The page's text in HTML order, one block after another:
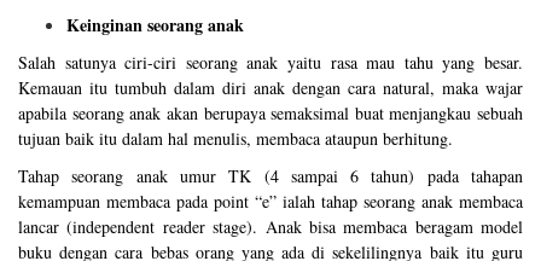
Keinginan seorang anak
Salah satunya ciri-ciri seorang anak yaitu rasa mau tahu yang besar.
Kemauan itu tumbuh dalam diri anak dengan cara natural, maka wajar
apabila seorang anak akan berupaya semaksimal buat menjangkau sebuah
tujuan baik itu dalam hal menulis, membaca ataupun berhitung.
Tahap seorang anak umur TK (4 sampai 6 tahun) pada tahapan
kemampuan membaca pada point “e” ialah tahap seorang anak membaca
lancar (independent reader stage). Anak bisa membaca beragam model
buku dengan cara bebas orang yang ada di sekelilingnya baik itu guru